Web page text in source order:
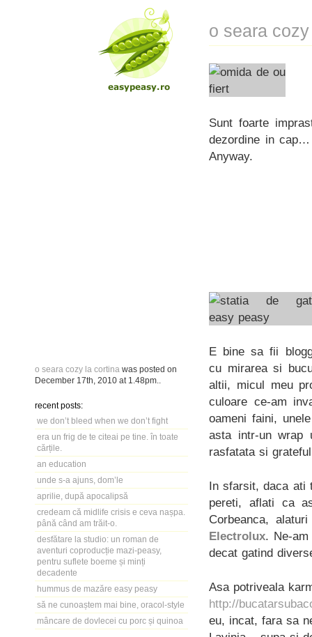
o seara cozy la cortina was posted on
December 17th, 2010 at 1.48pm
recent posts:
we don’t bleed when we don’t fight
era un frig de te citeai pe tine. în toate
cărțile.
an education
unde s-a ajuns, dom’le
aprilie, după apocalipsă
credeam că midlife crisis e ceva nașpa.
până când am trăit-o.
desfătare la studio: un roman de
aventuri coproducție mazi-peasy,
pentru suflete boeme și minți
decadente
hummus de mazăre easy peasy
să ne cunoaștem mai bine, oracol-style
mâncare de dovlecei cu porc și quinoa
o seara
Sunt foarte
dezordine in
Anyway.
E bine sa fii
cu mirarea si
altii, micul meu
culoare ce-am
oameni faini,
asta intr-un
rasfatata si
In sfarsit, daca ati
pereti, aflati ca
Corbeanca,
Electrolux. Ne-
decat gatind
Asa potriveala
http://
eu, incat, fara sa